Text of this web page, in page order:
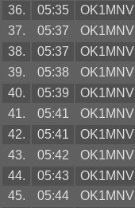
36.
05:35 OK1MNV
37.
05:37 OK1MNV
38.
05:37 OK1MNV
39.
05:38 OK1MNV
40.
05:39 OK1MNV
41.
05:41 OK1MNV
42.
05:41 OK1MNV
43.
05:42 OK1MNV
44.
05:43 OK1MNV
45.
05:44 OK1MNV